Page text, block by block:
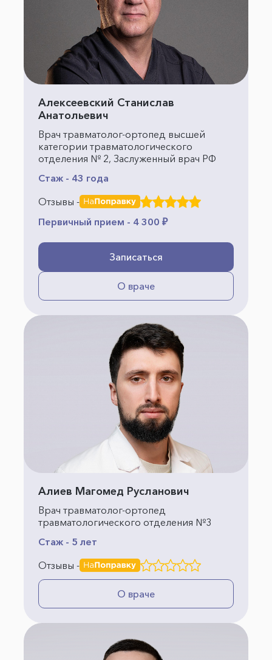
Алексеевский Станислав
Анатольевич
Врач травматолог-ортопед высшей
категории травматологического
отделения № 2, Заслуженный врач РФ
Стаж - 43 года
Отзывы -
Первичный прием - 4 300 ₽
Записаться
О враче
Алиев Магомед Русланович
Врач травматолог-ортопед
травматологического отделения №3
Стаж - 5 лет
Отзывы -
О враче